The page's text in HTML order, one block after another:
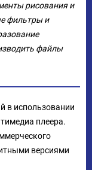
рисования и
фильтры и
файлы
в использовании
плеера.
версиями